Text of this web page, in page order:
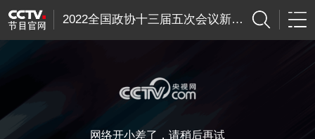
2022全国政协十三届五次会议新闻发布会
网络开小差了，请稍后再试